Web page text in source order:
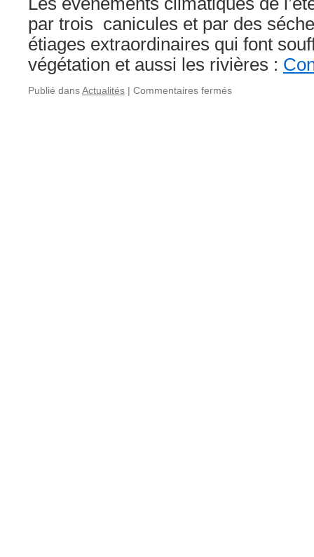
par trois canicules et par des
étiages extraordinaires qui font
végétation et aussi les rivières :
Publié dansActualités | Commentaires ferméssur